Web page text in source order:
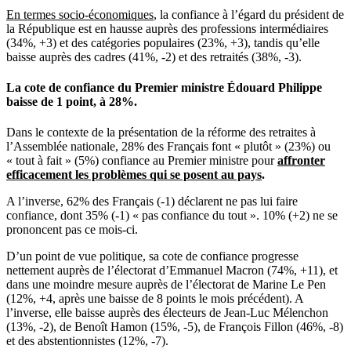
En termes socio-économiques, la confiance à l’égard du président de
la République est en hausse auprès des professions intermédiaires
(34%, +3) et des catégories populaires (23%, +3), tandis qu’elle
baisse auprès des cadres (41%, -2) et des retraités (38%, -3).
La cote de confiance du Premier ministre Édouard Philippe
baisse de 1 point, à 28%.
Dans le contexte de la présentation de la réforme des retraites à
l’Assemblée nationale, 28% des Français font « plutôt » (23%) ou
« tout à fait » (5%) confiance au Premier ministre pouraffronter
efficacement les problèmes qui se posent au pays.
A l’inverse, 62% des Français (-1) déclarent ne pas lui faire
confiance, dont 35% (-1) « pas confiance du tout ». 10% (+2) ne se
prononcent pas ce mois-ci.
D’un point de vue politique, sa cote de confiance progresse
nettement auprès de l’électorat d’Emmanuel Macron (74%, +11), et
dans une moindre mesure auprès de l’électorat de Marine Le Pen
(12%, +4, après une baisse de 8 points le mois précédent). A
l’inverse, elle baisse auprès des électeurs de Jean-Luc Mélenchon
(13%, -2), de Benoît Hamon (15%, -5), de François Fillon (46%, -8)
et des abstentionnistes (12%, -7).